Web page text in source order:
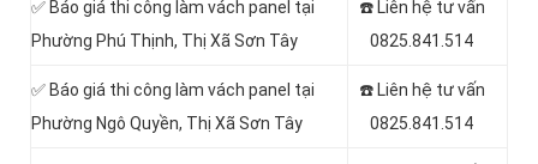
✅ Báo giá thi công làm vách panel tại
Phường Phú Thịnh, Thị Xã Sơn Tây
☎️ Liên hệ tư vấn
0825.841.514
✅ Báo giá thi công làm vách panel tại
Phường Ngô Quyền, Thị Xã Sơn Tây
☎️ Liên hệ tư vấn
0825.841.514